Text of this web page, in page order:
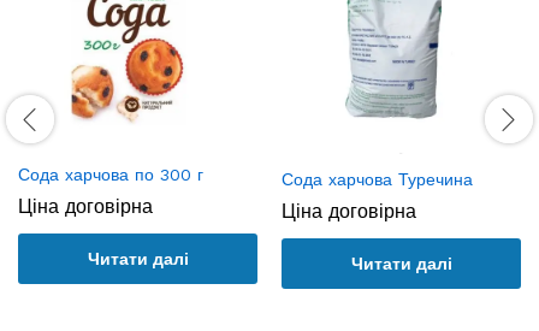
Сода харчова по 300 г
Ціна договірна
Читати далі
Сода харчова Туречина
Ціна договірна
Читати далі